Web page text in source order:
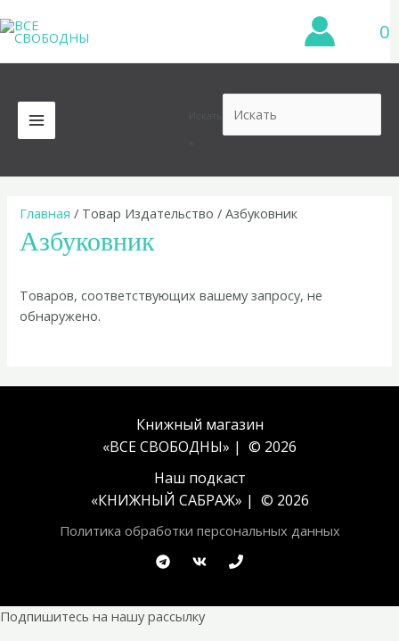
к
содержимому
0
MAIN
MENU
Главная / Товар Издательство / Азбуковник
Азбуковник
Товаров, соответствующих вашему запросу, не
обнаружено.
Книжный магазин
«ВСЕ СВОБОДНЫ» | © 2026
Наш подкаст
«КНИЖНЫЙ САБРАЖ» | © 2026
Политика обработки персональных данных
Подпишитесь на нашу рассылку